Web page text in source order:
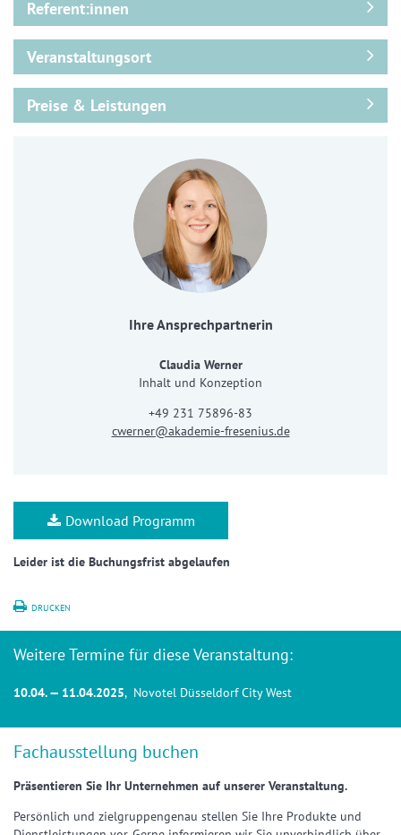
Referent:innen
Veranstaltungsort
Preise & Leistungen
Ihre Ansprechpartnerin
Claudia Werner
Inhalt und Konzeption
+49 231 75896-83
cwerner@akademie-fresenius.de
Download Programm
Leider ist die Buchungsfrist abgelaufen
DRUCKEN
Weitere Termine für diese Veranstaltung:
10.04. — 11.04.2025, Novotel Düsseldorf City West
Fachausstellung buchen
Präsentieren Sie Ihr Unternehmen auf unserer Veranstaltung.
Persönlich und zielgruppengenau stellen Sie Ihre Produkte und